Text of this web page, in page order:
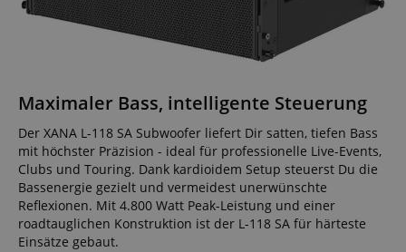
Maximaler Bass, intelligente Steuerung
Der XANA L-118 SA Subwoofer liefert Dir satten, tiefen Bass
mit höchster Präzision - ideal für professionelle Live-Events,
Clubs und Touring. Dank kardioidem Setup steuerst Du die
Bassenergie gezielt und vermeidest unerwünschte
Reflexionen. Mit 4.800 Watt Peak-Leistung und einer
roadtauglichen Konstruktion ist der L-118 SA für härteste
Einsätze gebaut.